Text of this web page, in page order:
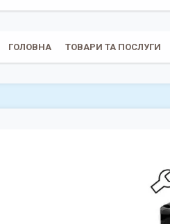
ГОЛОВНА ТОВАРИ ТА ПОСЛУГИ